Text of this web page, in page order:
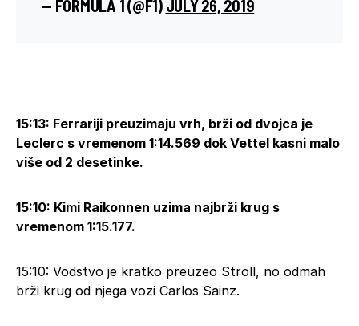
— FORMULA 1 (@F1) JULY 26, 2019
15:13: Ferrariji preuzimaju vrh, brži od dvojca je
Leclerc s vremenom 1:14.569 dok Vettel kasni malo
više od 2 desetinke.
15:10: Kimi Raikonnen uzima najbrži krug s
vremenom 1:15.177.
15:10: Vodstvo je kratko preuzeo Stroll, no odmah
brži krug od njega vozi Carlos Sainz.